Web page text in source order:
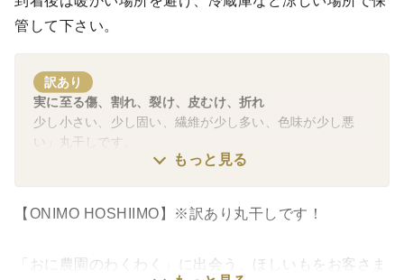
管して下さい。
訳あり
実に至る傷、割れ、裂け、皮むけ、折れ
少し小さい、少し固い、繊維が少し多い、色味が少し悪
い」丸干しです。
もっと見る
【ONIMO HOSHIIMO】※訳あり丸干しです！
「おに農園のわくわく」に出会う、ほしいもをお客さま